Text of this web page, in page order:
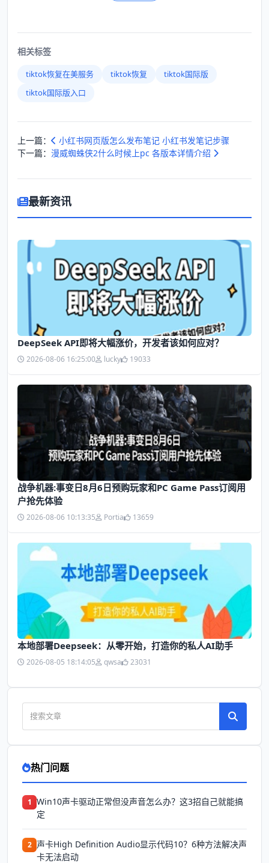
相关标签
tiktok恢复在美服务 tiktok恢复
tiktok国际版
tiktok国际版入口
上一篇：
小红书网页版怎么发布笔记 小红书发笔记步骤
下一篇： 漫威蜘蛛侠2什么时候上pc 各版本详情介绍
最新资讯
DeepSeek API即将大幅涨价，开发者该如何应对？
2026-08-06 16:25:00 lucky 19033
战争机器:事变日8月6日预购玩家和PC Game Pass订阅用
户抢先体验
2026-08-06 10:13:35 Portia 13659
本地部署Deepseek：从零开始，打造你的私人AI助手
2026-08-05 18:14:05 qwsa 23031
热门问题
1 Win10声卡驱动正常但没声音怎么办？这3招自己就能搞
定
2 声卡High Definition Audio显示代码10？6种方法解决声
卡无法启动